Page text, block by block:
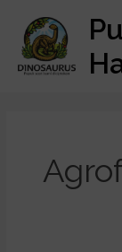
konten